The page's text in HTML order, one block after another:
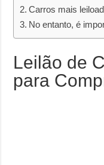
Carros mais
No entanto, é
Leilão de
para